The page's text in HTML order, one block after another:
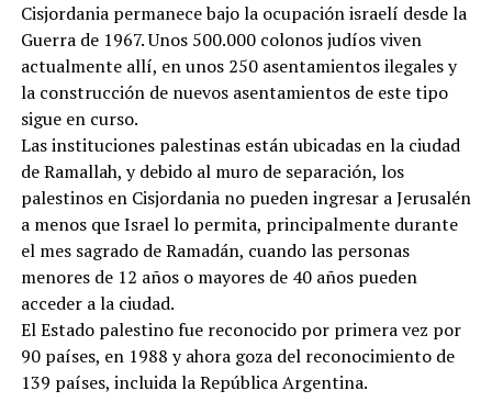
Cisjordania permanece bajo la ocupación israelí desde la
Guerra de 1967. Unos 500.000 colonos judíos viven
actualmente allí, en unos 250 asentamientos ilegales y
la construcción de nuevos asentamientos de este tipo
sigue en curso.
Las instituciones palestinas están ubicadas en la ciudad
de Ramallah, y debido al muro de separación, los
palestinos en Cisjordania no pueden ingresar a Jerusalén
a menos que Israel lo permita, principalmente durante
el mes sagrado de Ramadán, cuando las personas
menores de 12 años o mayores de 40 años pueden
acceder a la ciudad.
El Estado palestino fue reconocido por primera vez por
90 países, en 1988 y ahora goza del reconocimiento de
139 países, incluida la República Argentina.